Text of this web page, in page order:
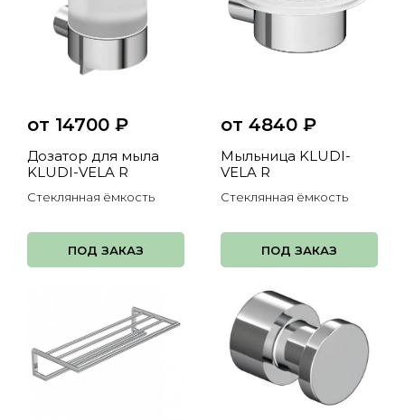
от 14700 ₽
Дозатор для мыла
KLUDI-VELA R
Стеклянная ёмкость
ПОД ЗАКАЗ
от 4840 ₽
Мыльница KLUDI-
VELA R
Стеклянная ёмкость
ПОД ЗАКАЗ